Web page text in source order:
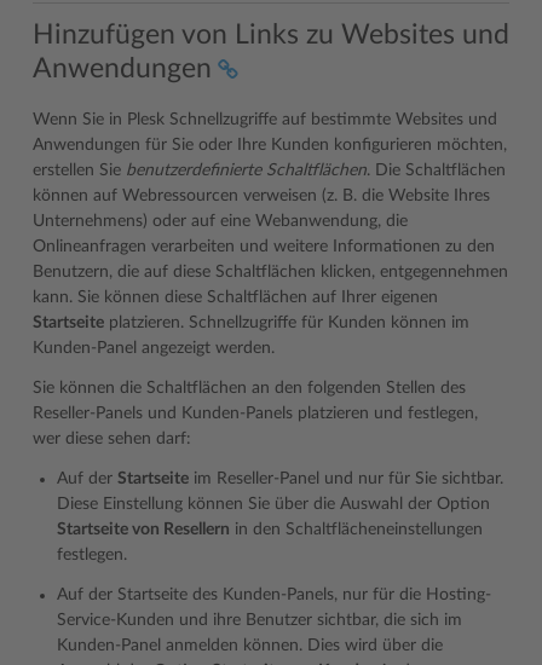
Hinzufügen von Links zu Websites und
Anwendungen
Wenn Sie in Plesk Schnellzugriffe auf bestimmte Websites und
Anwendungen für Sie oder Ihre Kunden konfigurieren möchten,
erstellen Sie benutzerdefinierte Schaltflächen. Die Schaltflächen
können auf Webressourcen verweisen (z. B. die Website Ihres
Unternehmens) oder auf eine Webanwendung, die
Onlineanfragen verarbeiten und weitere Informationen zu den
Benutzern, die auf diese Schaltflächen klicken, entgegennehmen
kann. Sie können diese Schaltflächen auf Ihrer eigenen
Startseite platzieren. Schnellzugriffe für Kunden können im
Kunden-Panel angezeigt werden.
Sie können die Schaltflächen an den folgenden Stellen des
Reseller-Panels und Kunden-Panels platzieren und festlegen,
wer diese sehen darf:
Auf der Startseite im Reseller-Panel und nur für Sie sichtbar.
Diese Einstellung können Sie über die Auswahl der Option
Startseite von Resellern in den Schaltflächeneinstellungen
festlegen.
Auf der Startseite des Kunden-Panels, nur für die Hosting-
Service-Kunden und ihre Benutzer sichtbar, die sich im
Kunden-Panel anmelden können. Dies wird über die